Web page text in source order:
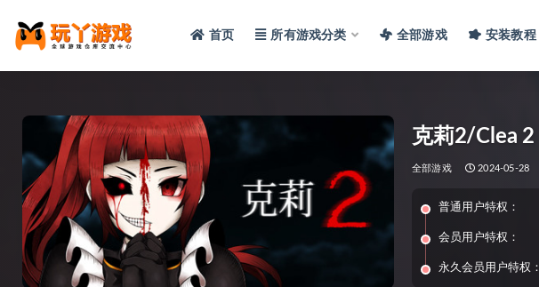
首页 所有游戏分类 全部游戏 安装教程
克莉2/Clea 2
全部游戏 2024-05-28
普通用户特权：
会员用户特权：
永久会员用户特权：